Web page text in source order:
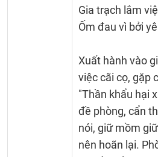
Gia trạch lắm
Ốm đau vì bởi
Xuất hành vào
việc cãi cọ, gặp
"Thần khẩu hại
đề phòng, cẩn
nói, giữ mồm
nên hoãn lại.